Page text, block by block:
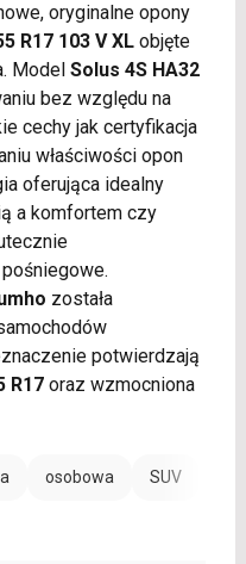
oryginalne opony
R17 103 V XLobjęte
Model Solus 4S HA32
bez względu na
cechy jak certyfikacja
właściwości opon
oferująca idealny
a komfortem czy
została
potwierdzają
R17oraz wzmocniona
osobowa SUV